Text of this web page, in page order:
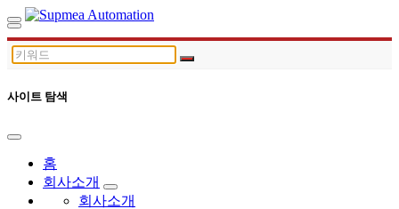
사이트 탐색
홈
회사소개
회사소개